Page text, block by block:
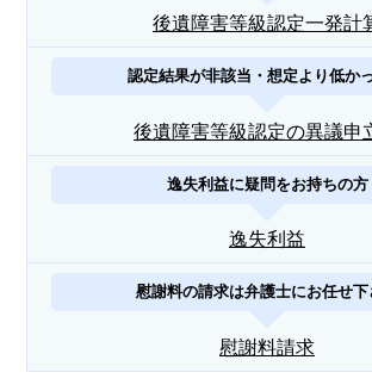
後遺障害等級認定一発計
認定結果が非該当・想定より低か
後遺障害等級認定の異議申
逸失利益に疑問をお持ちの方
逸失利益
慰謝料の請求は弁護士にお任せ下
慰謝料請求